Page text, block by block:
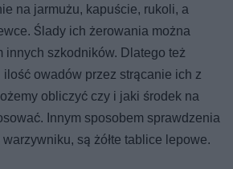
na jarmużu, kapuście, rukoli, a
Ślady ich żerowania można
innych szkodników. Dlatego też
owadów przez strącanie ich z
obliczyć czy i jaki środek na
Innym sposobem sprawdzenia
są żółte tablice lepowe.